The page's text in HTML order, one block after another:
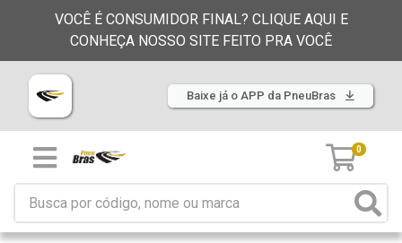
VOCÊ É CONSUMIDOR FINAL? CLIQUE AQUI E
CONHEÇA NOSSO SITE FEITO PRA VOCÊ
Baixe já o APP da PneuBras
0